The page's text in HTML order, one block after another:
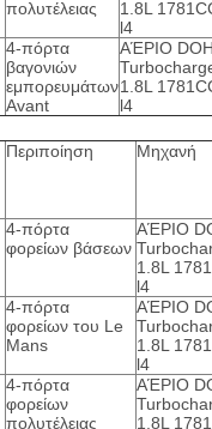
πολυτέλειας
1.8L
l4
4-πόρτα
βαγονιών
εμπορευμάτων
Avant
ΑΈΡΙΟ
1.8L
l4
Περιποίηση Μηχανή
4-πόρτα
φορείων βάσεων
ΑΈΡΙΟ
1.8L
l4
4-πόρτα
φορείων του Le
Mans
ΑΈΡΙΟ
1.8L
l4
4-πόρτα
φορείων
πολυτέλειας
ΑΈΡΙΟ
1.8L